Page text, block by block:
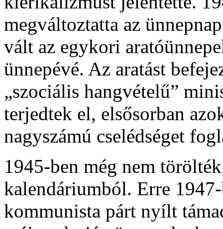
megváltoztatta az
vált az egykori
ünnepévé. Az aratást
„szociális hangvételű”
terjedtek el, elsősorban
nagyszámú cselédséget
1945-ben még nem
kalendáriumból. Erre
kommunista párt nyílt